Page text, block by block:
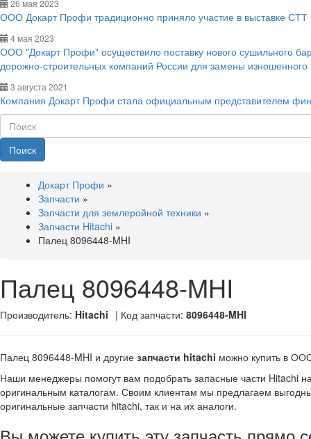
26 мая 2023
ООО Докарт Профи традиционно приняло участие в выставке СТТ
4 мая 2023
ООО "Докарт Профи" осуществило поставку нового сушильного
дорожно-строительных компаний России для замены
3 августа 2021
Компания Докарт Профи стала официальным представителем
Поиск
Докарт Профи »
Запчасти »
Запчасти для землеройной техники »
Запчасти Hitachi »
Палец 8096448-MHI
Палец 8096448-MHI
Производитель: Hitachi | Код запчасти: 8096448-MHI
Палец 8096448-MHI и другие запчасти hitachi можно купить в
Наши менеджеры помогут вам подобрать запасные части Hitachi
оригинальным каталогам. Своим клиентам мы предлагаем
оригинальные запчасти hitachi, так и на их аналоги.